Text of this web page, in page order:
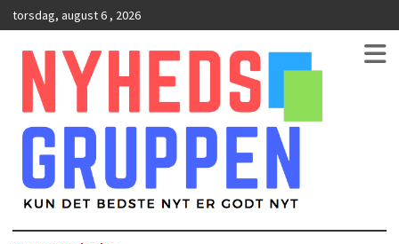
torsdag, august 6 , 2026
Kun det bedste nyt er godt nyt